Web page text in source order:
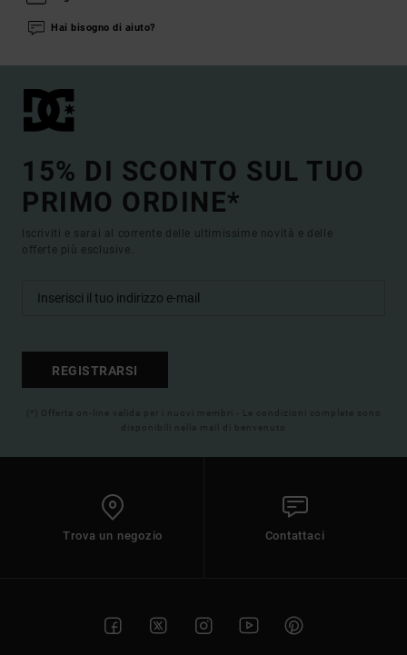
Hai bisogno di aiuto?
15% DI SCONTO SUL TUO
PRIMO ORDINE*
Iscriviti e sarai al corrente delle ultimissime novità e delle
offerte più esclusive.
REGISTRARSI
(*) Offerta on-line valida per i nuovi membri - Le condizioni complete sono
disponibili nella mail di benvenuto
Trova un negozio Contattaci